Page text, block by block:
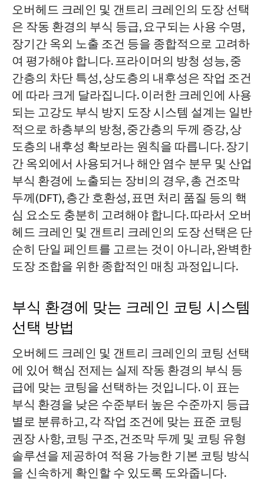
오버헤드 크레인 및 갠트리 크레인의 도장 선택
은 작동 환경의 부식 등급, 요구되는 사용 수명,
장기간 옥외 노출 조건 등을 종합적으로 고려하
여 평가해야 합니다. 프라이머의 방청 성능, 중
간층의 차단 특성, 상도층의 내후성은 작업 조건
에 따라 크게 달라집니다. 이러한 크레인에 사용
되는 고강도 부식 방지 도장 시스템 설계는 일반
적으로 하층부의 방청, 중간층의 두께 증강, 상
도층의 내후성 확보라는 원칙을 따릅니다. 장기
간 옥외에서 사용되거나 해안 염수 분무 및 산업
부식 환경에 노출되는 장비의 경우, 총 건조막
두께(DFT), 층간 호환성, 표면 처리 품질 등의 핵
심 요소도 충분히 고려해야 합니다. 따라서 오버
헤드 크레인 및 갠트리 크레인의 도장 선택은 단
순히 단일 페인트를 고르는 것이 아니라, 완벽한
도장 조합을 위한 종합적인 매칭 과정입니다.
부식 환경에 맞는 크레인 코팅 시스템
선택 방법
오버헤드 크레인 및 갠트리 크레인의 코팅 선택
에 있어 핵심 전제는 실제 작동 환경의 부식 등
급에 맞는 코팅을 선택하는 것입니다. 이 표는
부식 환경을 낮은 수준부터 높은 수준까지 등급
별로 분류하고, 각 작업 조건에 맞는 표준 코팅
권장 사항, 코팅 구조, 건조막 두께 및 코팅 유형
솔루션을 제공하여 적용 가능한 기본 코팅 방식
을 신속하게 확인할 수 있도록 도와줍니다.